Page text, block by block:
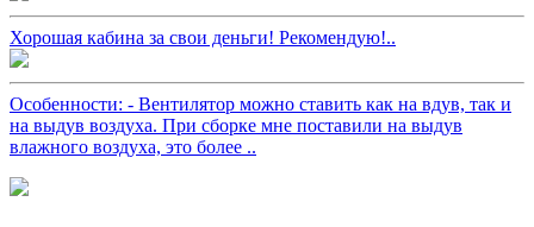
Хорошая кабина за свои деньги! Рекомендую!..
Особенности: - Вентилятор можно ставить как на вдув, так и
на выдув воздуха. При сборке мне поставили на выдув
влажного воздуха, это более ..